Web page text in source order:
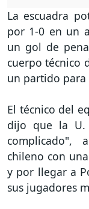
La escuadra
por 1-0 en un
un gol de
cuerpo técnico
un partido
El técnico del
dijo que la U.
complicado",
chileno con
y por llegar a
sus jugadores